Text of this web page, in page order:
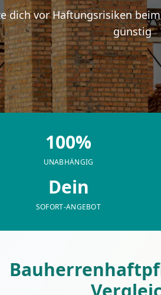
dich vor Haftungsrisiken
günstig
100%
UNABHÄNGIG
Dein
SOFORT-ANGEBOT